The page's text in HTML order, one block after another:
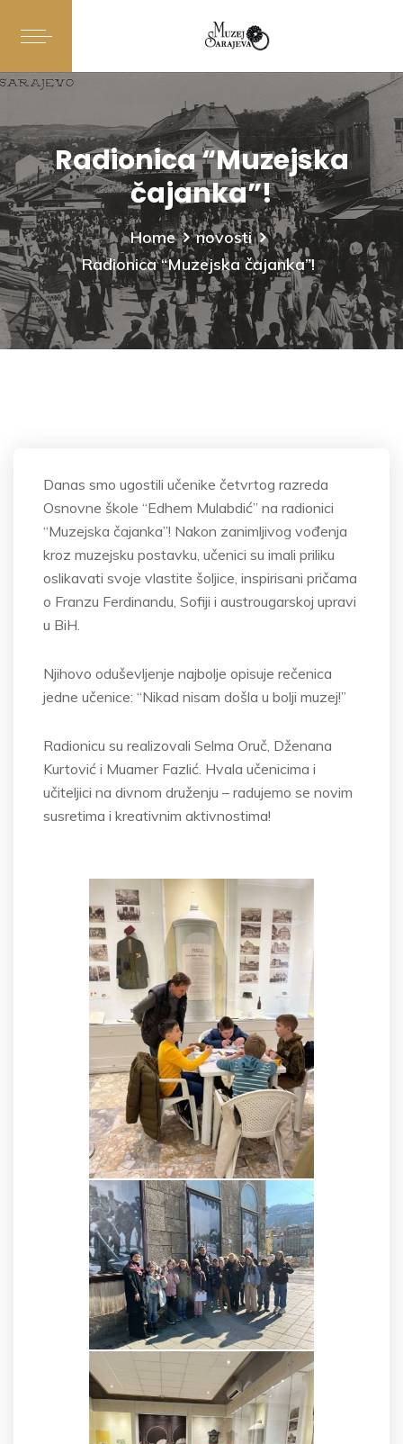
Radionica “Muzejska
čajanka”!
Home
novosti
Radionica “Muzejska čajanka”!
Danas smo ugostili učenike četvrtog razreda
Osnovne škole “Edhem Mulabdić” na radionici
“Muzejska čajanka”! Nakon zanimljivog vođenja
kroz muzejsku postavku, učenici su imali priliku
oslikavati svoje vlastite šoljice, inspirisani pričama
o Franzu Ferdinandu, Sofiji i austrougarskoj upravi
u BiH.
Njihovo oduševljenje najbolje opisuje rečenica
jedne učenice: “Nikad nisam došla u bolji muzej!”
Radionicu su realizovali Selma Oruč, Dženana
Kurtović i Muamer Fazlić. Hvala učenicima i
učiteljici na divnom druženju – radujemo se novim
susretima i kreativnim aktivnostima!